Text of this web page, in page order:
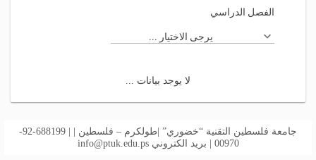
الفصل الدراسي
يرجى الاختيار ...
لا يوجد بيانات ...
جامعة فلسطين التقنية “خضوري” |طولكرم – فلسطين | | 688199-92-
00970 | بريد الكتروني
info@ptuk.edu.ps